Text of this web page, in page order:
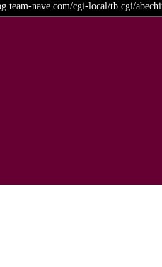
nave.com/cgi-local/tb.cgi/